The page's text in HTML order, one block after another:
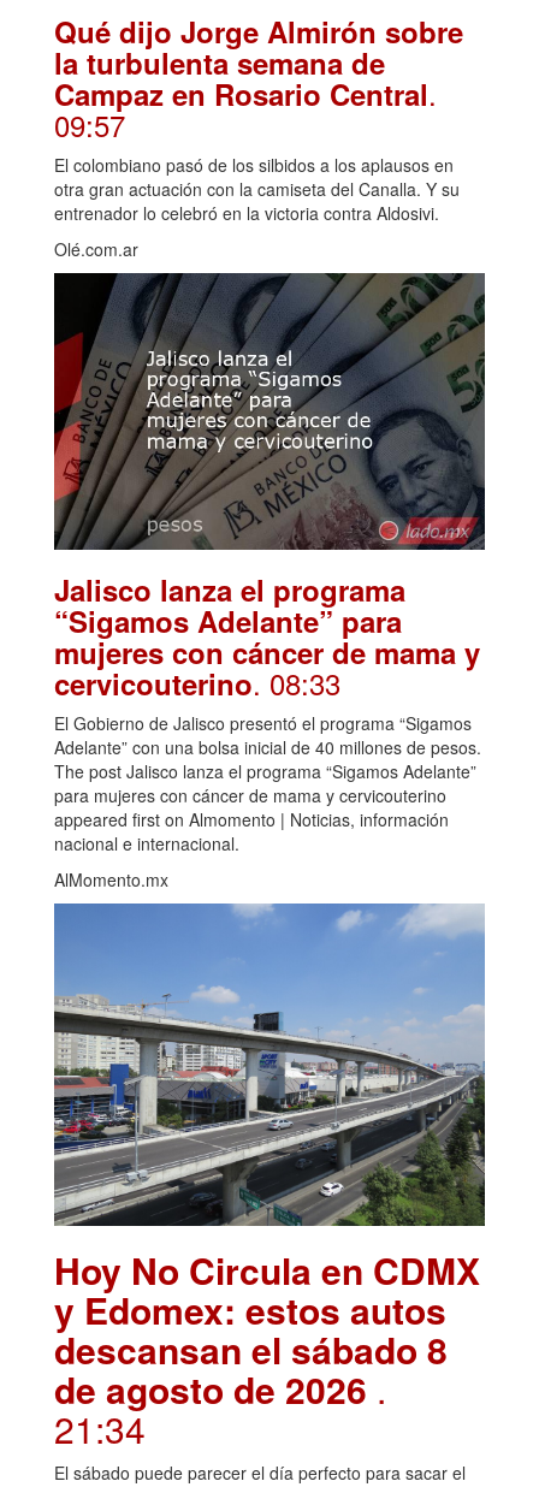
Qué dijo Jorge Almirón sobre
la turbulenta semana de
Campaz en Rosario Central.
09:57
El colombiano pasó de los silbidos a los aplausos en
otra gran actuación con la camiseta del Canalla. Y su
entrenador lo celebró en la victoria contra Aldosivi.
Olé.com.ar
Jalisco lanza el programa
“Sigamos Adelante” para
mujeres con cáncer de mama y
cervicouterino. 08:33
El Gobierno de Jalisco presentó el programa “Sigamos
Adelante” con una bolsa inicial de 40 millones de pesos.
The post Jalisco lanza el programa “Sigamos Adelante”
para mujeres con cáncer de mama y cervicouterino
appeared first on Almomento | Noticias, información
nacional e internacional.
AlMomento.mx
Hoy No Circula en CDMX
y Edomex: estos autos
descansan el sábado 8
de agosto de 2026 .
21:34
El sábado puede parecer el día perfecto para sacar el